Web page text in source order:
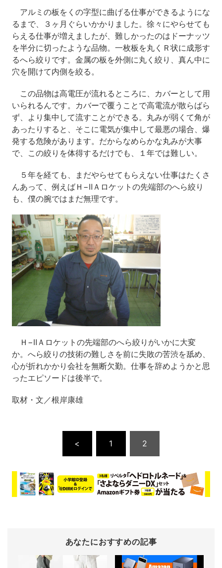
アルミの板をくの字型に曲げる仕事ができるようにな
るまで、３ヶ月ぐらいかかりました。徐々にやらせても
らえる仕事が増えましたが、難しかったのはドーナッツ
を半分に切ったような品物。一枚板を丸くＲ状に成形す
るへら絞りです。金属の板を外側に丸く絞り、真ん中に
穴を開けて内側を絞る。
この品物は高電圧が流れるところに、カバーとして用
いられるんです。カバーで覆うことで高電流が散らばら
ず、より集中して流すことができる。丸みが弱くて角が
あったりすると、そこに電気が集中して最悪の場合、爆
発する危険があります。だからなめらかな丸みが大事
で、この絞りを体得するだけでも、１年では難しい。
５年を経ても、まだやらせてもらえない仕事はたくさ
んあって、例えばＨ−ⅡＡロケットの先端部のへら絞り
も、僕の腕ではまだ無理です。
Ｈ−ⅡＡロケットの先端部のへら絞りがいかに大変
か。へら絞りの技術の難しさを前に失敗の苦渋を舐め、
心が折れかかり会社を無断欠勤。仕事を辞めようかと思
ったエピソードは後半で。
取材・文／根岸康雄
< 1 2
あなたにおすすめの記事